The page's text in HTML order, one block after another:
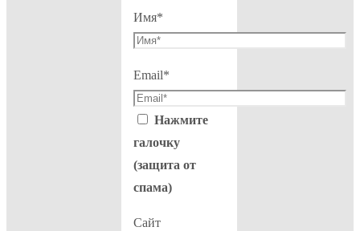
Имя*
Email*
Нажмите
галочку
(защита от
спама)
Сайт